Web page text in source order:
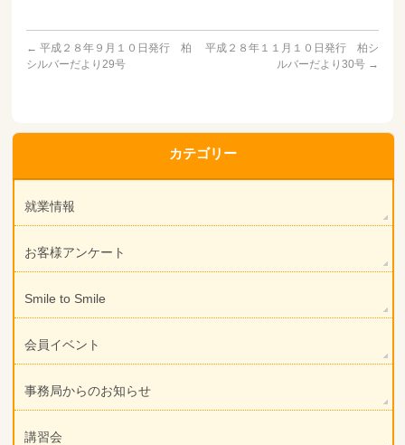
← 平成２８年９月１０日発行 柏
シルバーだより29号
平成２８年１１月１０日発行 柏シ
ルバーだより30号 →
カテゴリー
就業情報
お客様アンケート
Smile to Smile
会員イベント
事務局からのお知らせ
講習会